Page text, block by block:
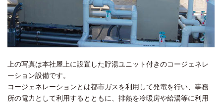
上の写真は本社屋上に設置した貯湯ユニット付きのコージェネレ
ーション設備です。
コージェネレーションとは都市ガスを利用して発電を行い、事務
所の電力として利用するとともに、排熱を冷暖房や給湯等に利用